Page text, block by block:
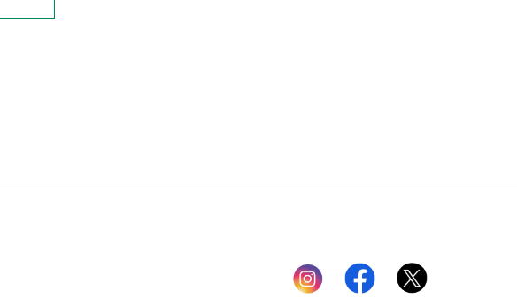
Instagram facebook